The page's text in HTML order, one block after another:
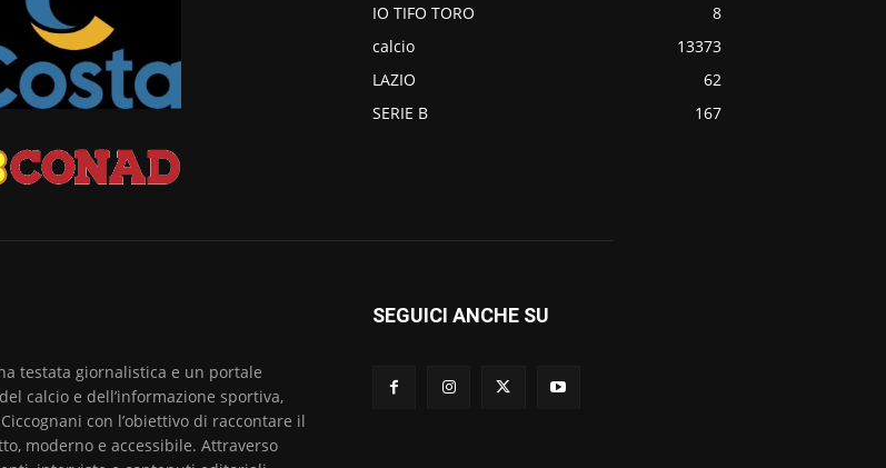
IO TIFO TORO
8
calcio
13373
LAZIO
62
SERIE B
167
testata giornalistica e un portale
calcio e dell’informazione sportiva,
con l’obiettivo di raccontare il
moderno e accessibile. Attraverso
SEGUICI ANCHE SU